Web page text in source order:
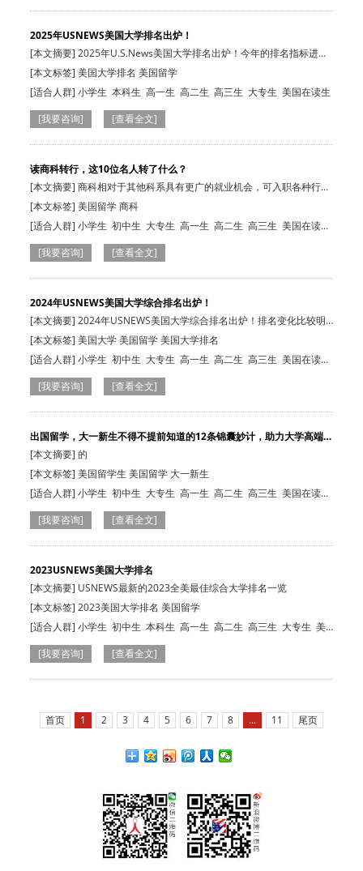
2025年USNEWS美国大学排名出炉！
[本文摘要] 2025年U.S.News美国大学排名出炉！今年的排名指标进行
了微调，比如…
[本文标签] 美国大学排名 美国留学
[适合人群] 小学生 本科生 高一生 高二生 高三生 大专生 美国在读生
[我要咨询]
[查看全文]
读商科转行，这10位名人转了什么？
[本文摘要] 商科相对于其他科系具有更广的就业机会，可入职各种行
业，因此有志…
[本文标签] 美国留学 商科
[适合人群] 小学生 初中生 大专生 高一生 高二生 高三生 美国在读
生 本科生 小学生 初中生 本科生
国在读生 所有人群 所有人群
[我要咨询] [查看全文]
2024年USNEWS美国大学综合排名出炉！
[本文摘要] 2024年USNEWS美国大学综合排名出炉！排名变化比较明
显，详见全文。…
[本文标签] 美国大学 美国留学 美国大学排名
[适合人群] 小学生 初中生 大专生 高一生 高二生 高三生 美国在读
生 本科生 小学生 初中生 本科生
国在读生
[我要咨询] [查看全文]
出国留学，大一新生不得不提前知道的12条锦囊妙计，助力大学高端
开…
[本文摘要] 的
[本文标签] 美国留学生 美国留学 大一新生
[适合人群] 小学生 初中生 大专生 高一生 高二生 高三生 美国在读
生 本科生 小学生 初中生 本科生
国在读生
[我要咨询] [查看全文]
2023USNEWS美国大学排名
[本文摘要] USNEWS最新的2023全美最佳综合大学排名一览
[本文标签] 2023美国大学排名 美国留学
[适合人群] 小学生 初中生 本科生 高一生 高二生 高三生 大专生 美
国在读生
[我要咨询] [查看全文]
首页 1 2 3 4 5 6 7 8 ... 11 尾页